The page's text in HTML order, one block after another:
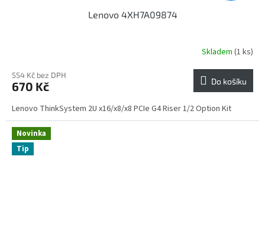
Lenovo 4XH7A09874
Skladem (1 ks)
554 Kč bez DPH
670 Kč Do košíku
Lenovo ThinkSystem 2U x16/x8/x8 PCIe G4 Riser 1/2 Option Kit
Novinka
Tip